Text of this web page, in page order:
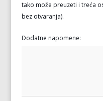
tako može preuzeti i treća
bez otvaranja).
Dodatne napomene: